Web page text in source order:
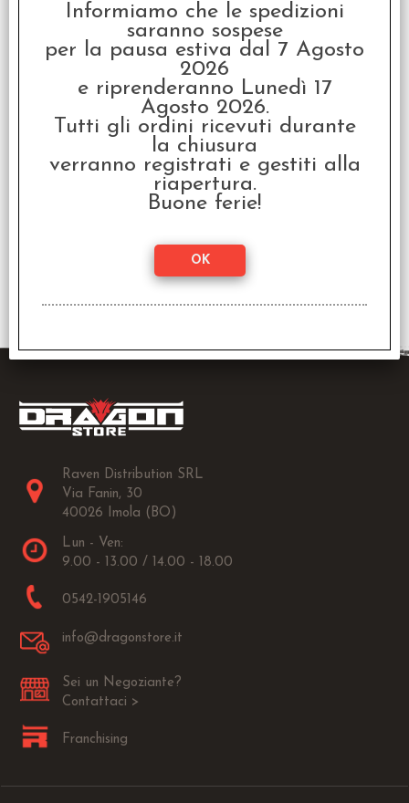
Descrizione
Accessorio per D&D 5a Edizione in inglese e in italiano
Yakfolk Warrior
Raven Distribution SRL
Via Fanin, 30
40026 Imola (BO)
Lun - Ven:
9.00 - 13.00 / 14.00 - 18.00
0542-1905146
info@dragonstore.it
Sei un Negoziante?
Contattaci >
Franchising
Informiamo che le spedizioni
saranno sospese
per la pausa estiva dal 7 Agosto
2026
e riprenderanno Lunedì 17
Agosto 2026.
Tutti gli ordini ricevuti durante
la chiusura
verranno registrati e gestiti alla
riapertura.
Buone ferie!